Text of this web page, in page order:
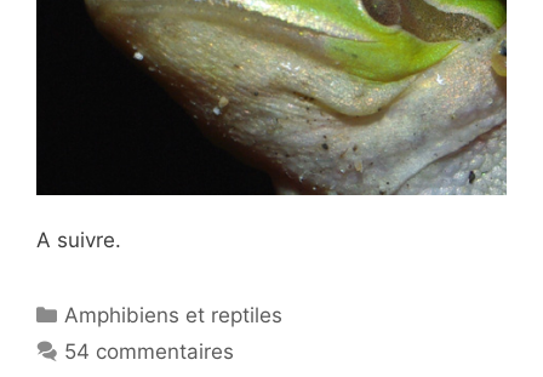
A suivre.
Catégories
Amphibiens et reptiles
54 commentaires